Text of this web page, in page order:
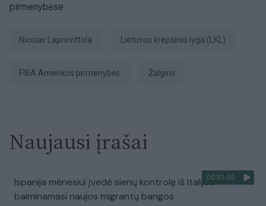
pirmenybėse.
Nicolas Laprovittola Lietuvos krepšinio lyga (LKL)
FIBA Amerikos pirmenybės Žalgiris
Naujausi įrašai
00:01:00
Ispanija mėnesiui įvedė sienų kontrolę iš Italijos:
baiminamasi naujos migrantų bangos